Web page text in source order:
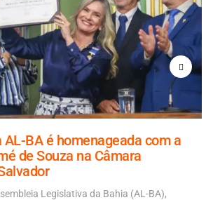
AL-BA é homenageada com a
de Souza na Câmara
Legislativa da Bahia (AL-BA),